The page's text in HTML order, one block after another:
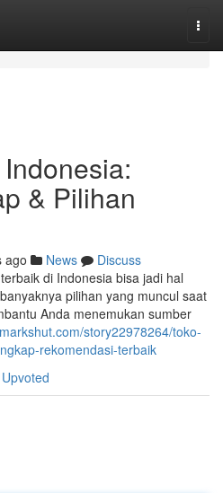
& Pilihan
ago News
Discuss
di Indonesia bisa jadi hal
pilihan yang muncul saat
Anda menemukan sumber
story22978264/toko-
rekomendasi-terbaik